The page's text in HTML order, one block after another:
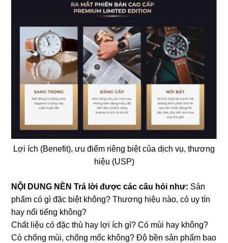
Lợi ích (Benefit), ưu điểm riêng biệt của dịch vụ, thương
hiệu (USP)
NỘI DUNG NỀNTrả lời được các câu hỏi như: Sản
phẩm có gì đặc biệt không? Thương hiệu nào, có uy tín
hay nổi tiếng không?
Chất liệu có đặc thù hay lợi ích gì? Có mùi hay không?
Có chống mùi, chống mốc không? Độ bền sản phẩm bao